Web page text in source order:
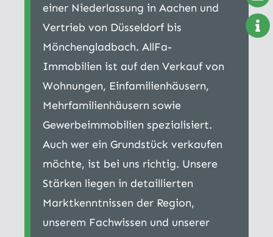
einer Niederlassung in Aachen und
Vertrieb von Düsseldorf bis
Mönchengladbach. AllFa-
Immobilien ist auf den Verkauf von
Wohnungen, Einfamilienhäusern,
Mehrfamilienhäusern sowie
Gewerbeimmobilien spezialisiert.
Auch wer ein Grundstück verkaufen
möchte, ist bei uns richtig. Unsere
Stärken liegen in detaillierten
Marktkenntnissen der Region,
unserem Fachwissen und unserer